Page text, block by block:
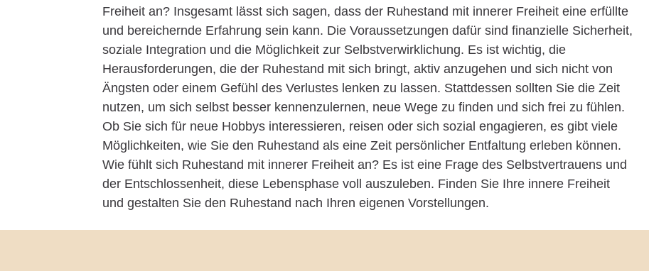
Freiheit an? Insgesamt lässt sich sagen, dass der Ruhestand mit innerer Freiheit eine erfüllte
und bereichernde Erfahrung sein kann. Die Voraussetzungen dafür sind finanzielle Sicherheit,
soziale Integration und die Möglichkeit zur Selbstverwirklichung. Es ist wichtig, die
Herausforderungen, die der Ruhestand mit sich bringt, aktiv anzugehen und sich nicht von
Ängsten oder einem Gefühl des Verlustes lenken zu lassen. Stattdessen sollten Sie die Zeit
nutzen, um sich selbst besser kennenzulernen, neue Wege zu finden und sich frei zu fühlen.
Ob Sie sich für neue Hobbys interessieren, reisen oder sich sozial engagieren, es gibt viele
Möglichkeiten, wie Sie den Ruhestand als eine Zeit persönlicher Entfaltung erleben können.
Wie fühlt sich Ruhestand mit innerer Freiheit an? Es ist eine Frage des Selbstvertrauens und
der Entschlossenheit, diese Lebensphase voll auszuleben. Finden Sie Ihre innere Freiheit
und gestalten Sie den Ruhestand nach Ihren eigenen Vorstellungen.